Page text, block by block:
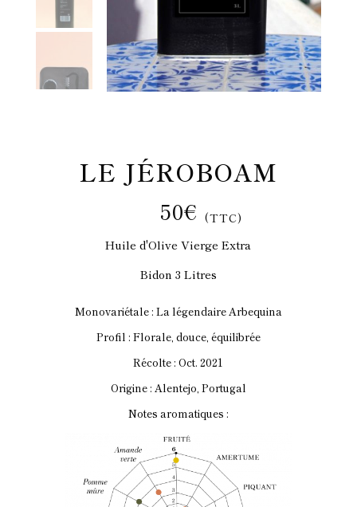
LE JÉROBOAM
50€ (TTC)
Huile d'Olive Vierge Extra
Bidon 3 Litres
Monovariétale : La légendaire Arbequina
Profil : Florale, douce, équilibrée
Récolte : Oct. 2021
Origine : Alentejo, Portugal
Notes aromatiques :